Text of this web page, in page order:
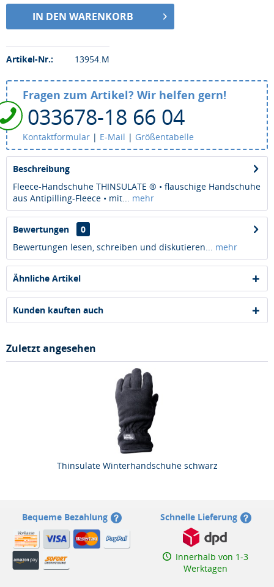
IN DEN WARENKORB
Artikel-Nr.: 13954.M
Fragen zum Artikel? Wir helfen gern!
033678-18 66 04
Kontaktformular | E-Mail | Größentabelle
Beschreibung
Fleece-Handschuhe THINSULATE ® • flauschige Handschuhe
aus Antipilling-Fleece • mit... mehr
Bewertungen
0
Bewertungen lesen, schreiben und diskutieren... mehr
Ähnliche Artikel
Kunden kauften auch
Zuletzt angesehen
Thinsulate Winterhandschuhe schwarz
Bequeme Bezahlung Schnelle Lieferung
Innerhalb von 1-3
Werktagen